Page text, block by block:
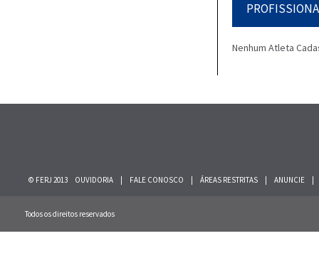
Nenhum Atleta
© FERJ 2013 OUVIDORIA FALE CONOSCO ÁREAS RESTRITAS ANUNCIE
Todos os direitos reservados